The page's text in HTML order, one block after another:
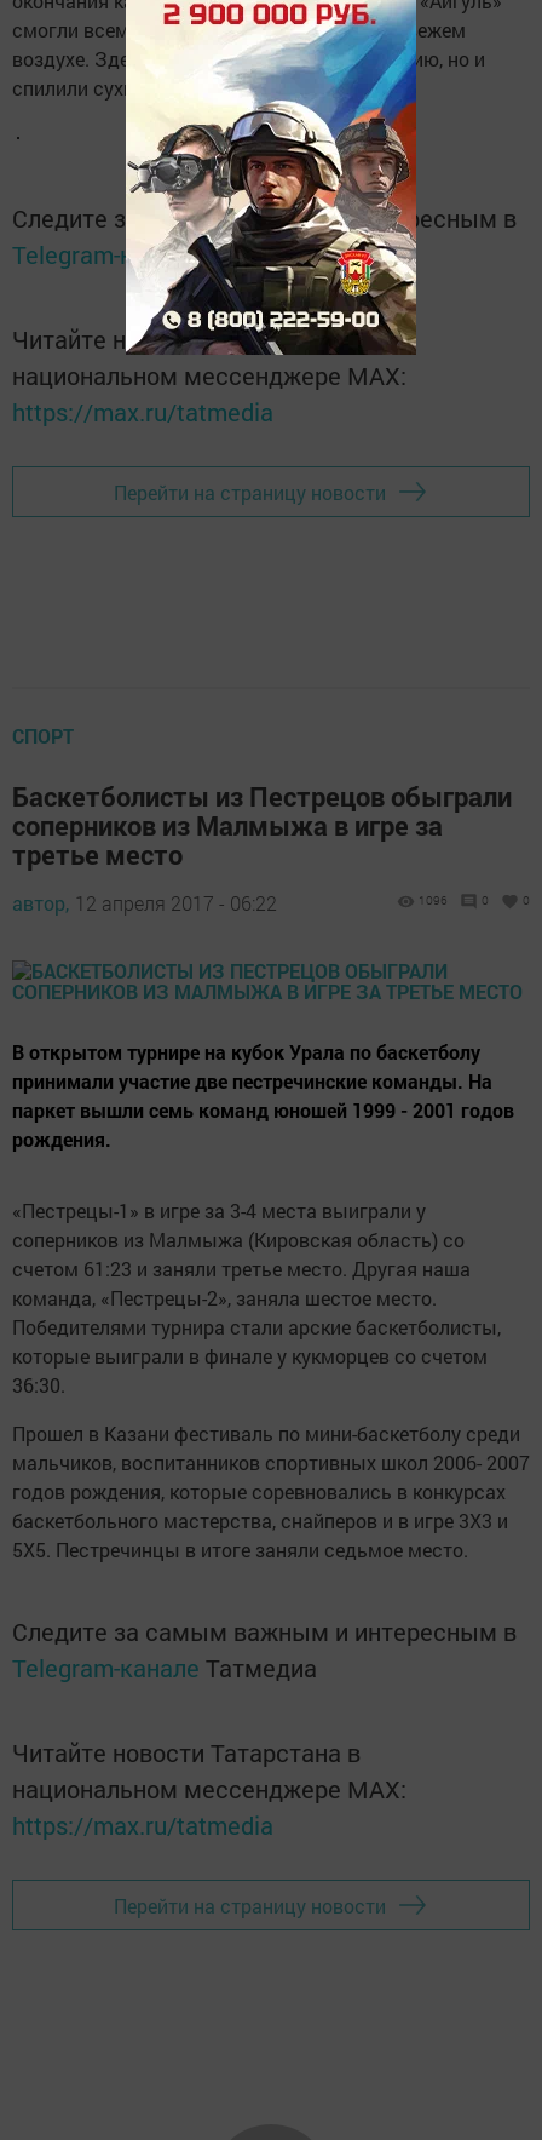
смогли всем коллективом поработать на свежем
воздухе. Здесь не только чистили территорию, но и
спилили сухие деревья.
Следите за самым важным и интересным в
Telegram-каналеТатмедиа
Читайте новости Татарстана в
национальном мессенджере MАХ:
https://max.ru/tatmedia
Перейти на страницу новости
СПОРТ
Баскетболисты из Пестрецов обыграли
соперников из Малмыжа в игре за
третье место
автор, 12 апреля 2017 - 06:22 1096 0 0
В открытом турнире на кубок Урала по баскетболу
принимали участие две пестречинские команды. На
паркет вышли семь команд юношей 1999 - 2001 годов
рождения.
«Пестрецы-1» в игре за 3-4 места выиграли у
соперников из Малмыжа (Кировская область) со
счетом 61:23 и заняли третье место. Другая наша
команда, «Пестрецы-2», заняла шестое место.
Победителями турнира стали арские баскетболисты,
которые выиграли в финале у кукморцев со счетом
36:30.
Прошел в Казани фестиваль по мини-баскетболу среди
мальчиков, воспитанников спортивных школ 2006- 2007
годов рождения, которые соревновались в конкурсах
баскетбольного мастерства, снайперов и в игре 3Х3 и
5Х5. Пестречинцы в итоге заняли седьмое место.
Следите за самым важным и интересным в
Telegram-канале Татмедиа
Читайте новости Татарстана в
национальном мессенджере MАХ:
https://max.ru/tatmedia
Перейти на страницу новости